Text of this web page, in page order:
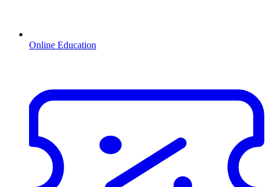
Online Education